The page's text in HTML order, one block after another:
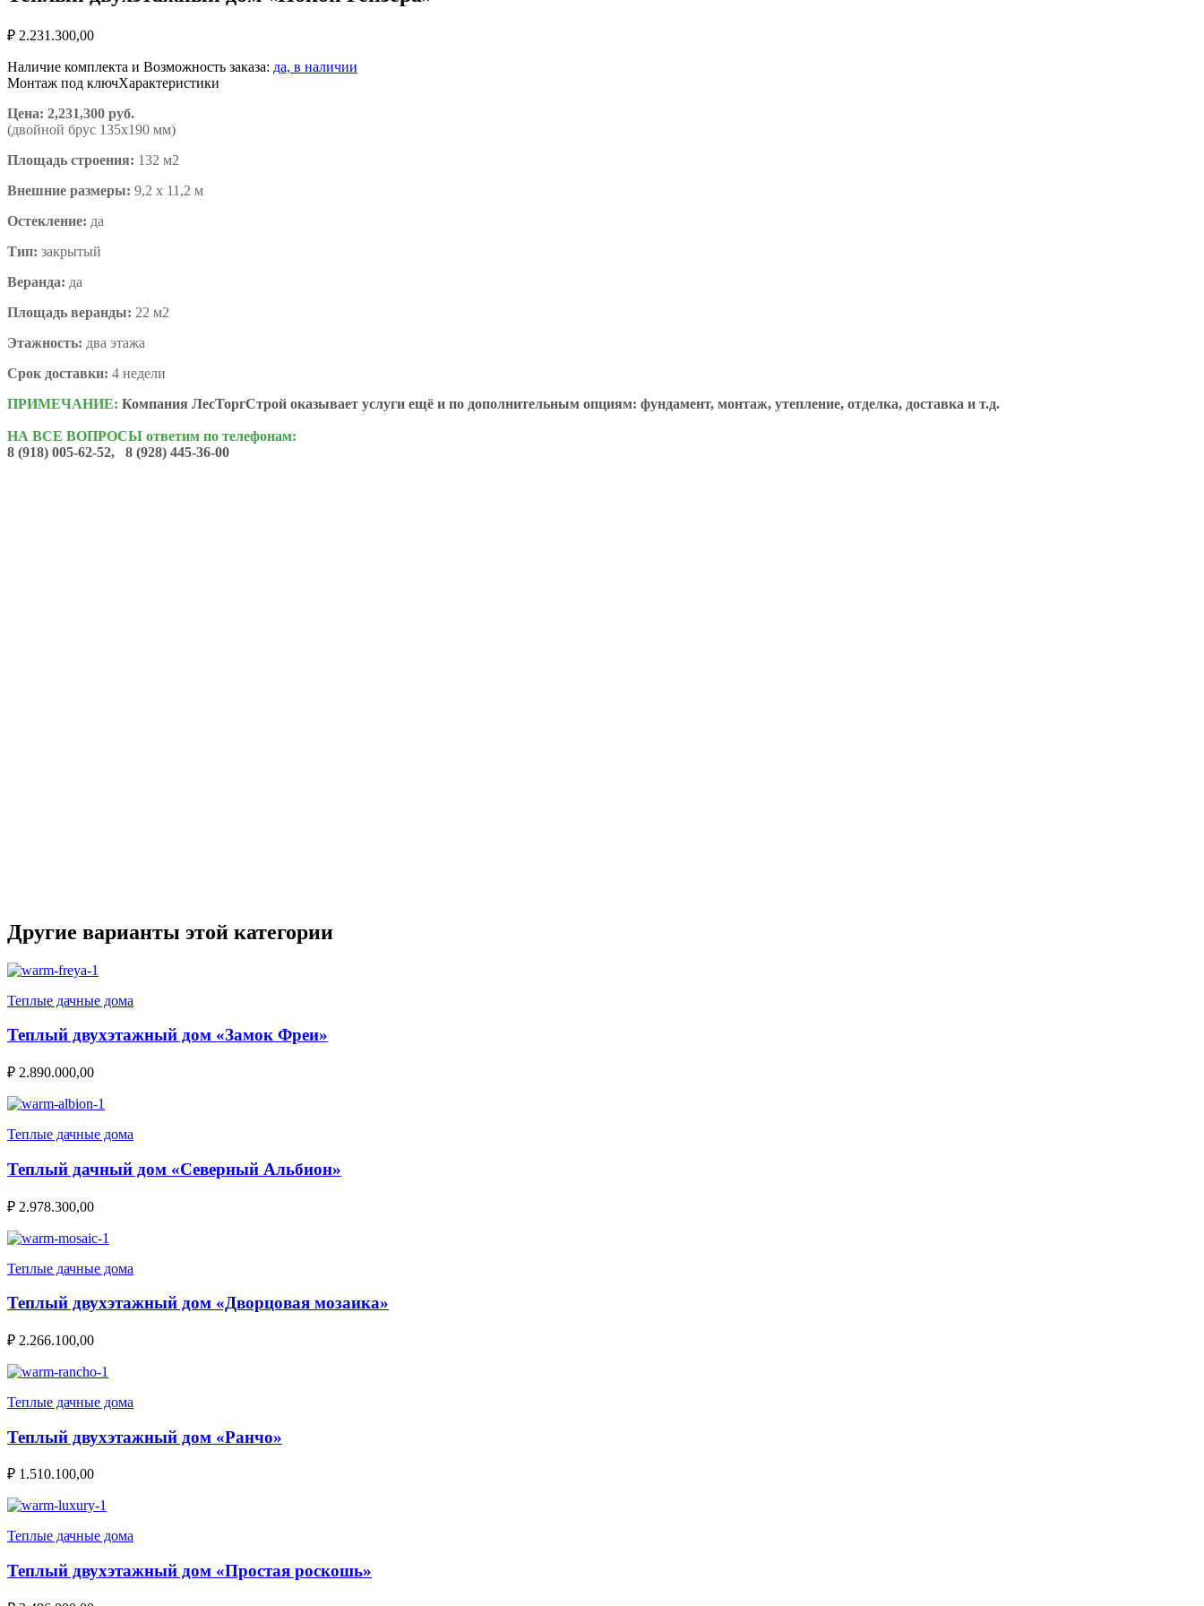
₽ 2.231.300,00
Наличие комплекта и Возможность заказа: да, в наличии
Монтаж под ключХарактеристики
Цена: 2,231,300 руб.
(двойной брус 135х190 мм)
Площадь строения: 132 м2
Внешние размеры: 9,2 х 11,2 м
Остекление: да
Тип: закрытый
Веранда: да
Площадь веранды: 22 м2
Этажность: два этажа
Срок доставки: 4 недели
ПРИМЕЧАНИЕ: Компания ЛесТоргСтрой оказывает услуги ещё и по дополнительным опциям: фундамент, монтаж, утепление, отделка, доставка и т.д.
НА ВСЕ ВОПРОСЫ ответим по телефонам:
8 (918) 005-62-52, 8 (928) 445-36-00
Другие варианты этой категории
Теплые дачные дома
Теплый двухэтажный дом «Замок Фреи»
₽ 2.890.000,00
Теплые дачные дома
Теплый дачный дом «Северный Альбион»
₽ 2.978.300,00
Теплые дачные дома
Теплый двухэтажный дом «Дворцовая мозаика»
₽ 2.266.100,00
Теплые дачные дома
Теплый двухэтажный дом «Ранчо»
₽ 1.510.100,00
Теплые дачные дома
Теплый двухэтажный дом «Простая роскошь»